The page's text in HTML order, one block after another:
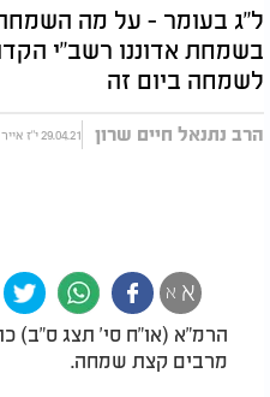
ל"ג בעומר - על מה
בשמחת אדוננו רשב"י
לשמחה ביום זה
הרב נתנאל חיים שרון 29.04.21 י"ז אייר התשפ"א
א א
הרמ"א (או"ח סי' תצג ס"ב)
מרבים קצת שמחה.